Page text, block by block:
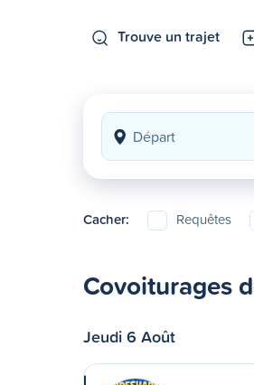
Trouve un trajet
Cacher: Requêtes
Covoiturages
Jeudi 6 Août